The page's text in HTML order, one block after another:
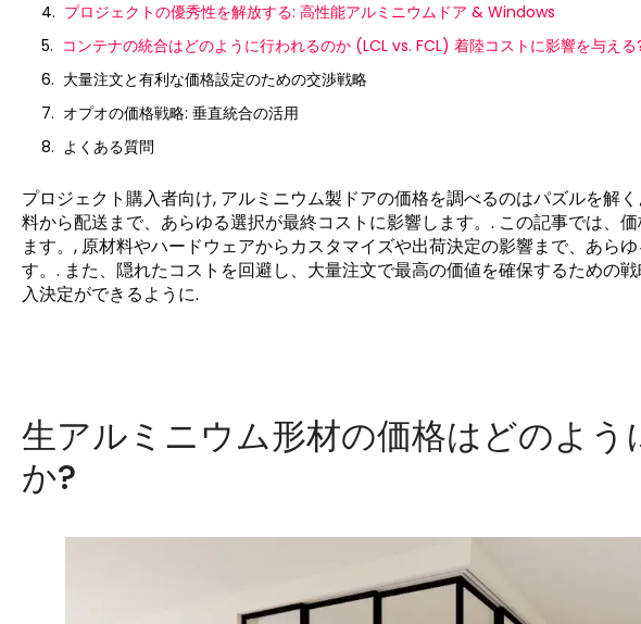
プロジェクトの優秀性を解放する: 高性能アルミニウムドア & Windows
コンテナの統合はどのように行われるのか (LCL vs. FCL) 着陸コストに影響を与える
大量注文と有利な価格設定のための交渉戦略
オプオの価格戦略: 垂直統合の活用
よくある質問
プロジェクト購入者向け, アルミニウム製ドアの価格を調べるのはパズルを解
料から配送まで、あらゆる選択が最終コストに影響します。. この記事では、
ます。, 原材料やハードウェアからカスタマイズや出荷決定の影響まで、あら
す。. また、隠れたコストを回避し、大量注文で最高の価値を確保するための
入決定ができ​​るように.
生アルミニウム形材の価格はどのよう
か?